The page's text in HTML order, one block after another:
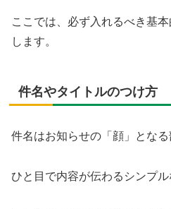
ここでは、必ず入れるべき基
します。
件名やタイトルのつけ方
件名はお知らせの「顔」となる
ひと目で内容が伝わるシンプル